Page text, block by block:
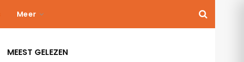
Meer
MEEST GELEZEN